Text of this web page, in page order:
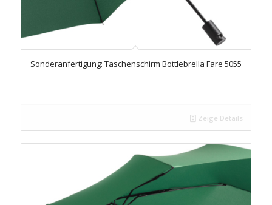
Sonderanfertigung: Taschenschirm Bottlebrella Fare 5055
Zeige Details